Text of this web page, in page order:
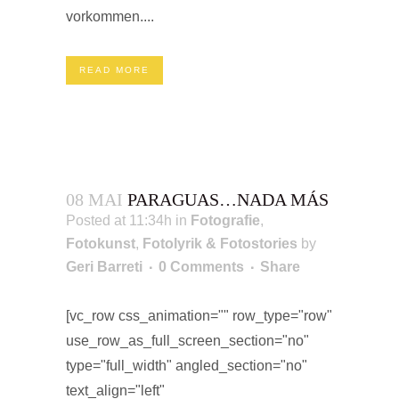
vorkommen....
READ MORE
08 MAI PARAGUAS…NADA MÁS
Posted at 11:34h in Fotografie,
Fotokunst, Fotolyrik & Fotostories by
Geri Barreti
0 Comments Share
[vc_row css_animation="" row_type="row"
use_row_as_full_screen_section="no"
type="full_width" angled_section="no"
text_align="left"